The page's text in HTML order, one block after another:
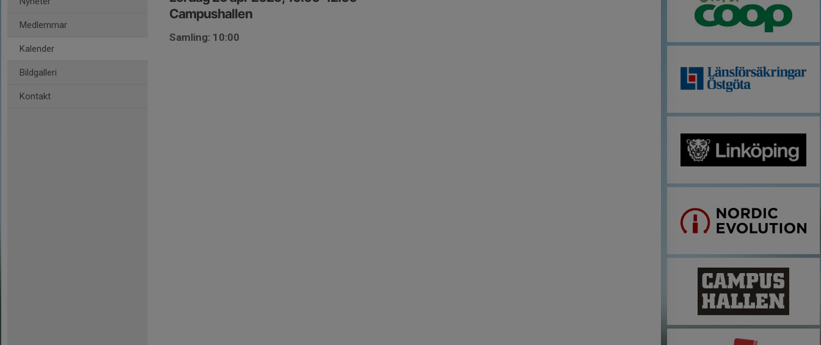
Medlemmar
Kalender
Bildgalleri
Kontakt
Campushallen
Samling: 10:00